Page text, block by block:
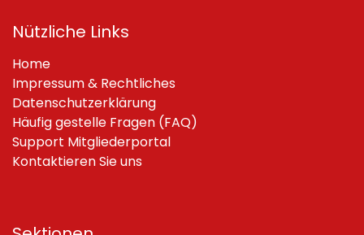
Nützliche Links
Home
Impressum & Rechtliches
Datenschutzerklärung
Häufig gestelle Fragen (FAQ)
Support Mitgliederportal
Kontaktieren Sie uns